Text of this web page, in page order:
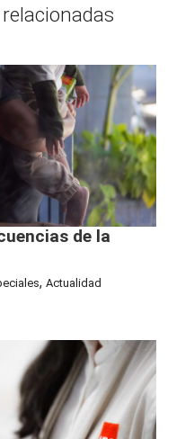
de la
, Actualidad